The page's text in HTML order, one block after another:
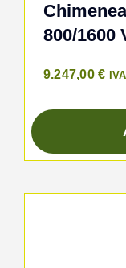
800/1600
9.247,00€